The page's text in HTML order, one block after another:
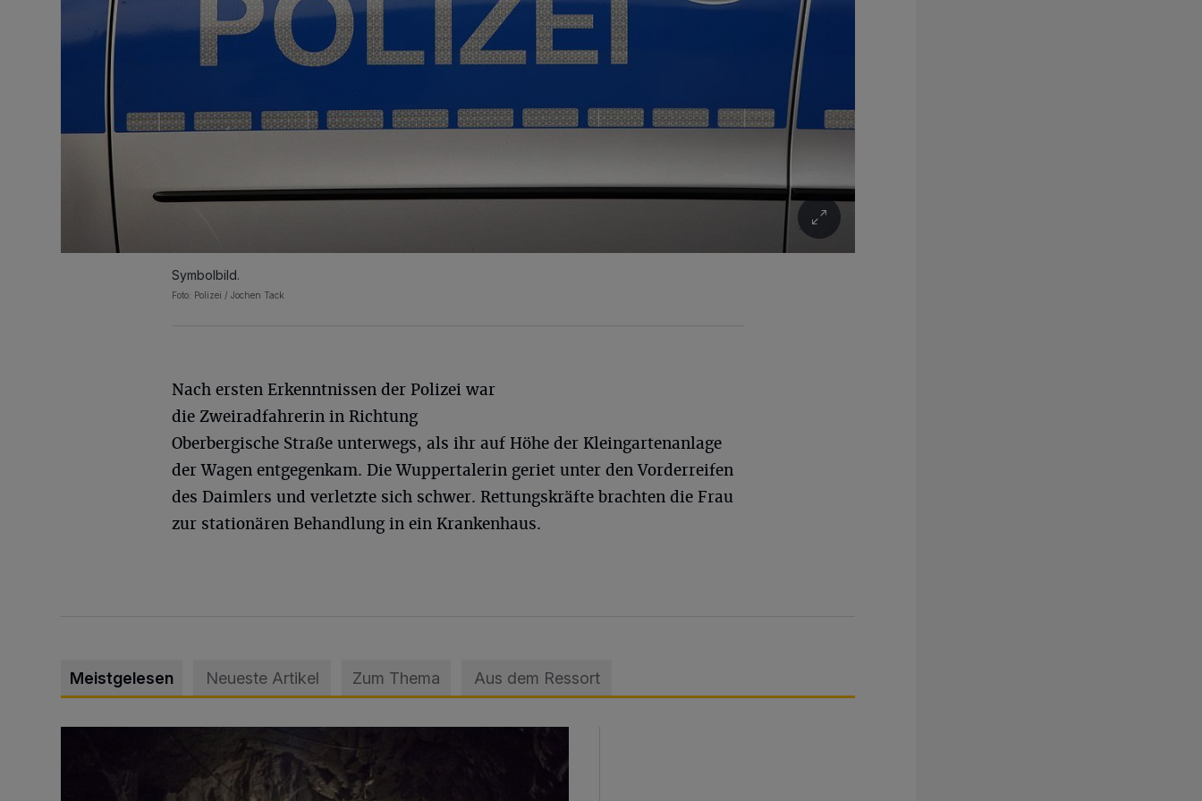
Symbolbild.
Foto: Polizei / Jochen Tack
Nach ersten Erkenntnissen der Polizei war
die Zweiradfahrerin in Richtung
Oberbergische Straße unterwegs, als ihr auf Höhe der Kleingartenanlage
der Wagen entgegenkam. Die Wuppertalerin geriet unter den Vorderreifen
des Daimlers und verletzte sich schwer. Rettungskräfte brachten die Frau
zur stationären Behandlung in ein Krankenhaus.
Meistgelesen Neueste Artikel Zum Thema Aus dem Ressort